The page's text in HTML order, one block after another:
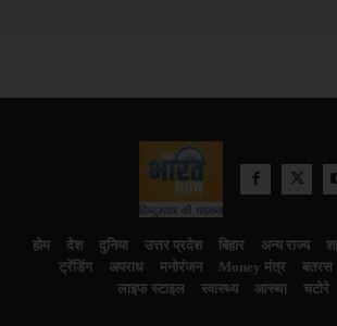
होम देश दुनिया उत्तर प्रदेश बिहार अन्य राज्य
ट्रेंडिंग
अपराध मनोरंजन Money मंत्र बतरस
लाइफ स्टाइल
स्वास्थ्य आस्था चटोरे